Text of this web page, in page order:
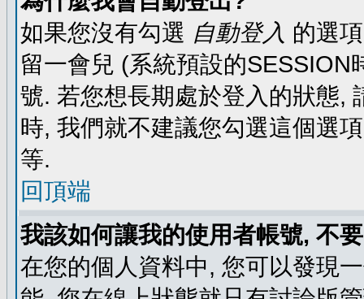
如果您沒有勾選 自動登入 的選
留一會兒 (系統預設的
號. 若您想長期處於登入的狀態,
時, 我們就不建議您勾選這個選
等.
回頂端
我該如何讓我的使用者帳號, 不
在您的個人資料中, 您可以發現